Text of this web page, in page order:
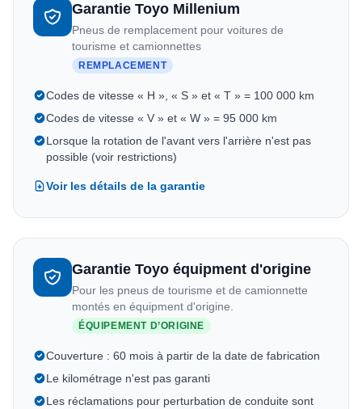
Garantie Toyo Millenium
Pneus de remplacement pour voitures de
tourisme et camionnettes
REMPLACEMENT
Codes de vitesse « H », « S » et « T » = 100 000 km
Codes de vitesse « V » et « W » = 95 000 km
Lorsque la rotation de l'avant vers l'arrière n'est pas
possible (voir restrictions)
Voir les détails de la garantie
Garantie Toyo équipment d'origine
Pour les pneus de tourisme et de camionnette
montés en équipment d'origine.
ÉQUIPEMENT D’ORIGINE
Couverture : 60 mois à partir de la date de fabrication
Le kilométrage n'est pas garanti
Les réclamations pour perturbation de conduite sont